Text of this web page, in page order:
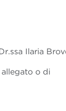
Ilaria
o di